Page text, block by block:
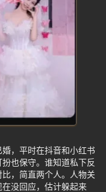
，平时在抖音和小红书
也保守。谁知道私下反
，简直两个人。人物关
没回应，估计躲起来